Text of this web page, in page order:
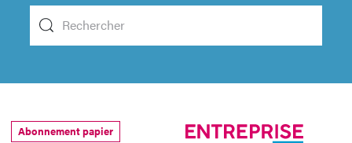
Abonnement papier